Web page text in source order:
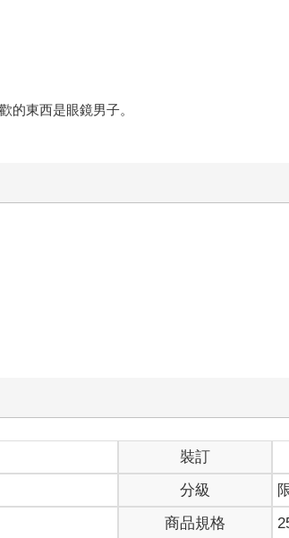
的東西是眼鏡男子。
裝訂
分級
商品規格